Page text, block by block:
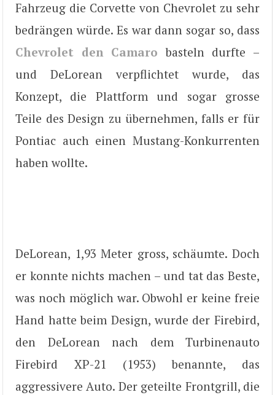
Fahrzeug die Corvette von Chevrolet zu sehr
bedrängen würde. Es war dann sogar so, dass
Chevrolet den Camaro basteln durfte –
und DeLorean verpflichtet wurde, das
Konzept, die Plattform und sogar grosse
Teile des Design zu übernehmen, falls er für
Pontiac auch einen Mustang-Konkurrenten
haben wollte.
DeLorean, 1,93 Meter gross, schäumte. Doch
er konnte nichts machen – und tat das Beste,
was noch möglich war. Obwohl er keine freie
Hand hatte beim Design, wurde der Firebird,
den DeLorean nach dem Turbinenauto
Firebird XP-21 (1953) benannte, das
aggressivere Auto. Der geteilte Frontgrill, die